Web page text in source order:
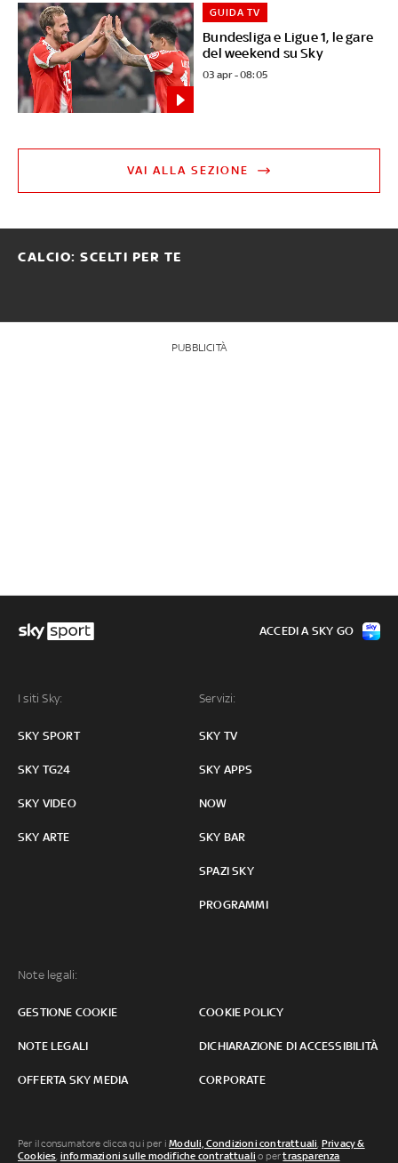
Bundesliga e Ligue 1, le gare
del weekend su Sky
GUIDA TV
03 apr - 08:05
VAI ALLA SEZIONE
CALCIO: SCELTI PER TE
PUBBLICITÀ
I siti Sky:
SKY SPORT
SKY TG24
SKY VIDEO
SKY ARTE
Servizi:
SKY TV
SKY APPS
NOW
SKY BAR
SPAZI SKY
PROGRAMMI
Note legali:
GESTIONE COOKIE COOKIE POLICY
NOTE LEGALI DICHIARAZIONE DI ACCESSIBILITÀ
OFFERTA SKY MEDIA CORPORATE
ACCEDI A SKY GO
Per il consumatore clicca qui per iModuli, Condizioni contrattuali, Privacy &
Cookies, informazioni sulle modifiche contrattuali o pertrasparenza